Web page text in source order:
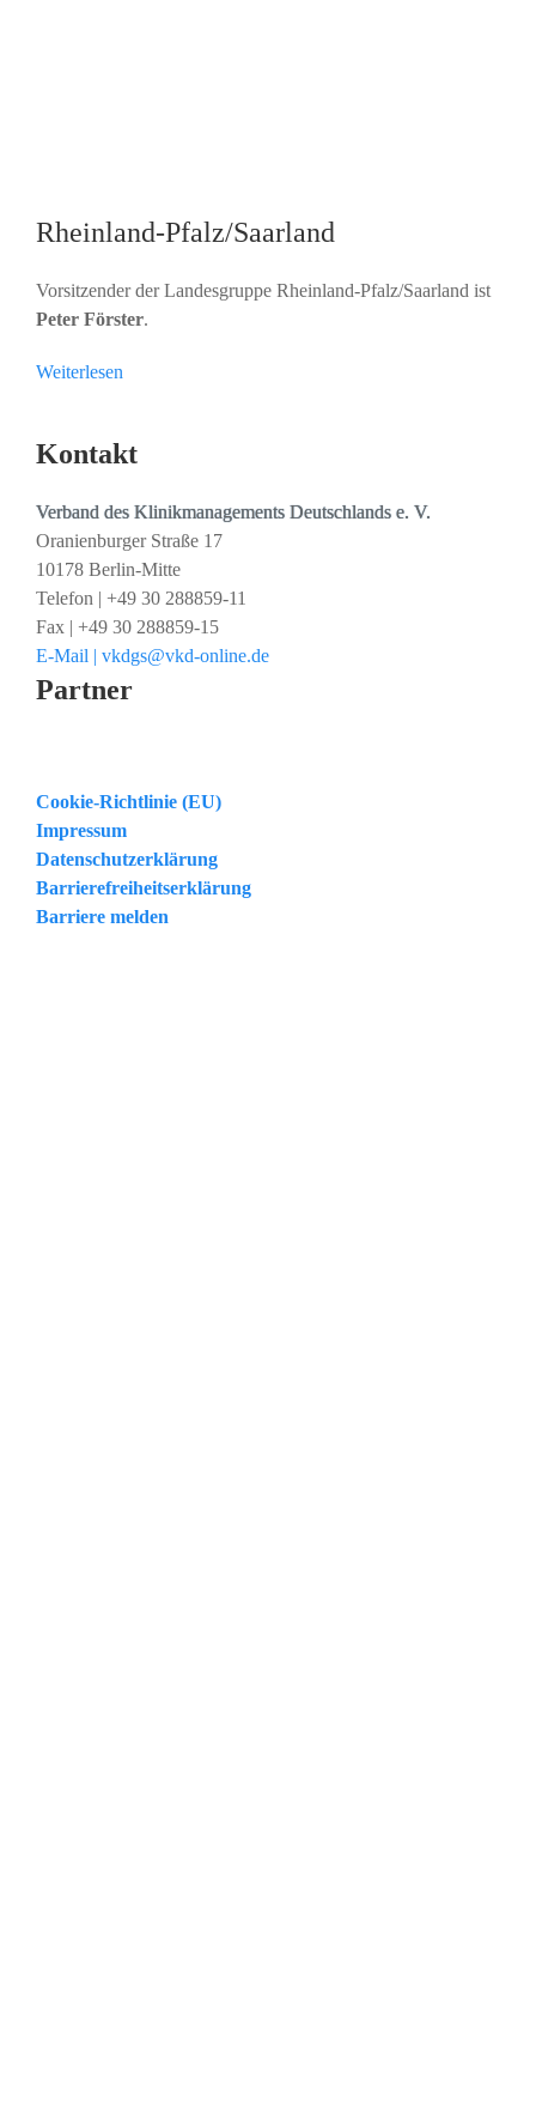
Rheinland-Pfalz/Saarland
Vorsitzender der Landesgruppe Rheinland-Pfalz/Saarland ist
Peter Förster.
Weiterlesen
Kontakt
Verband des Klinikmanagements Deutschlands e. V.
Oranienburger Straße 17
10178 Berlin-Mitte
Telefon | +49 30 288859-11
Fax | +49 30 288859-15
E-Mail | vkdgs@vkd-online.de
Partner
Cookie-Richtlinie (EU)
Impressum
Datenschutzerklärung
Barrierefreiheitserklärung
Barriere melden